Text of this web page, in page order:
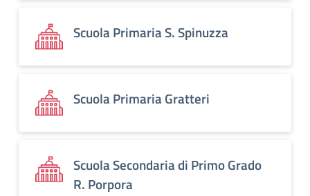
Scuola Primaria S. Spinuzza
Scuola Primaria Gratteri
Scuola Secondaria di Primo Grado
R. Porpora